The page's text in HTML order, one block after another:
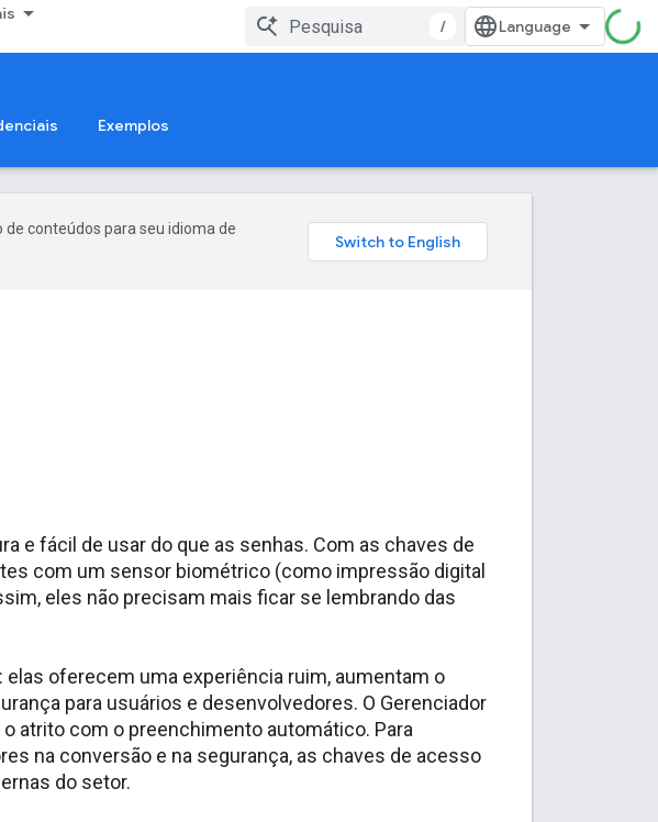
/
Exemplos
de conteúdos para seu idioma de
e fácil de usar do que as senhas. Com as chaves de
com um sensor biométrico (como impressão digital
eles não precisam mais ficar se lembrando das
oferecem uma experiência ruim, aumentam o
para usuários e desenvolvedores. O Gerenciador
atrito com o preenchimento automático. Para
na conversão e na segurança, as chaves de acesso
do setor.